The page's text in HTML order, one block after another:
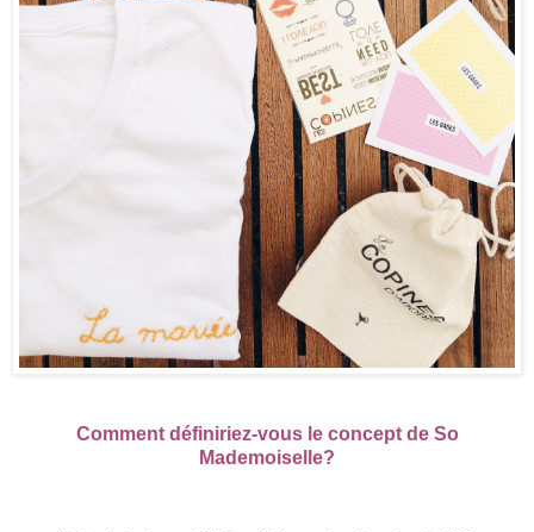
Comment définiriez-vous le concept de So
Mademoiselle?